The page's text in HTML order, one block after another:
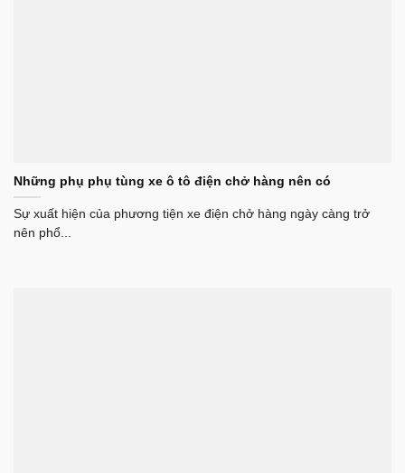
Những phụ phụ tùng xe ô tô điện chở hàng nên có
Sự xuất hiện của phương tiện xe điện chở hàng ngày càng trở
nên phổ...